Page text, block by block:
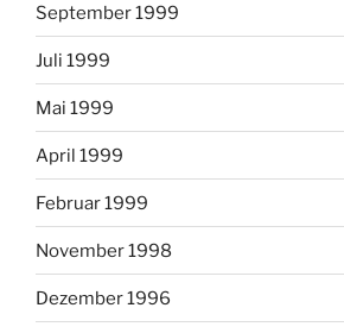
September 1999
Juli 1999
Mai 1999
April 1999
Februar 1999
November 1998
Dezember 1996